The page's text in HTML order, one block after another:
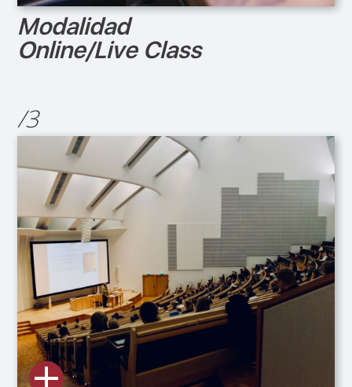
Modalidad
Online/Live Class
/3